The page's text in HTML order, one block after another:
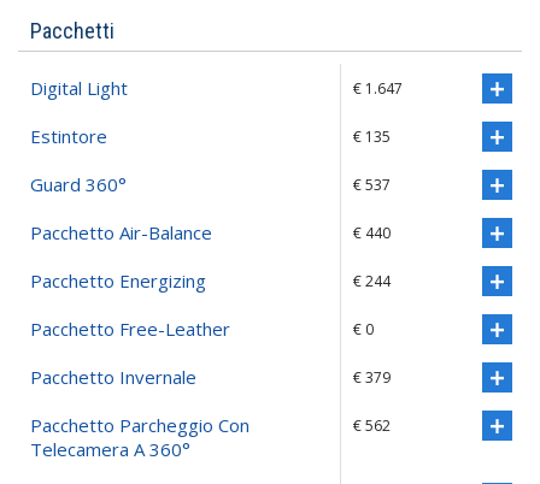
Pacchetti
Digital Light € 1.647
Estintore € 135
Guard 360° € 537
Pacchetto Air-Balance € 440
Pacchetto Energizing € 244
Pacchetto Free-Leather € 0
Pacchetto Invernale € 379
Pacchetto Parcheggio Con
Telecamera A 360°
€ 562